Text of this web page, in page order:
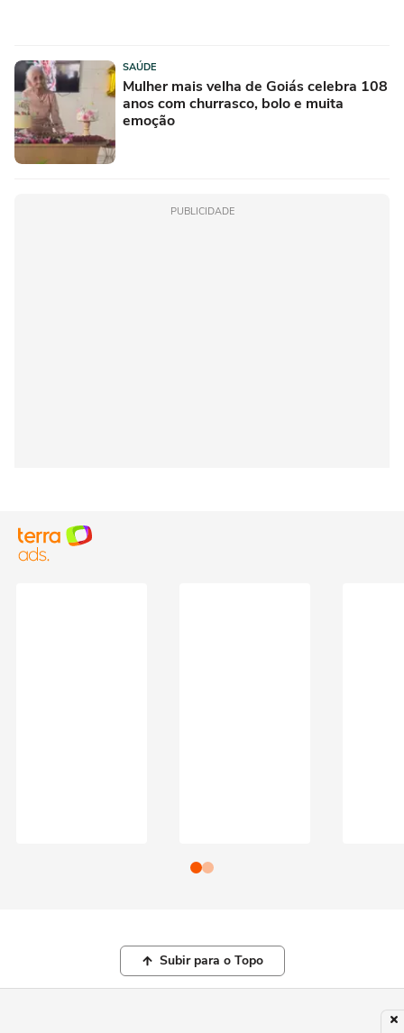
SAÚDE
Mulher mais velha de Goiás celebra 108
anos com churrasco, bolo e muita
emoção
PUBLICIDADE
Subir para o Topo